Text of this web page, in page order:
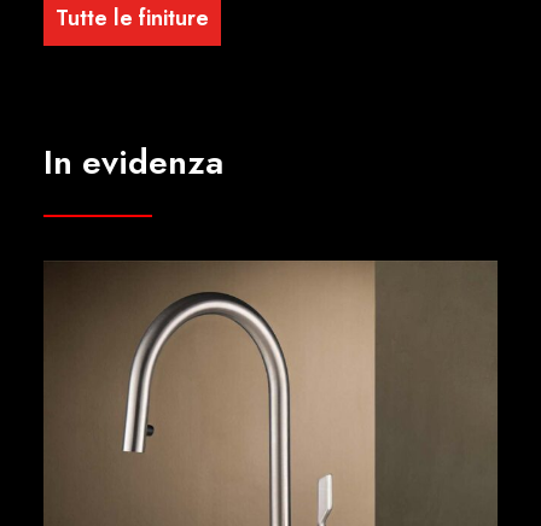
Tutte le finiture
In evidenza